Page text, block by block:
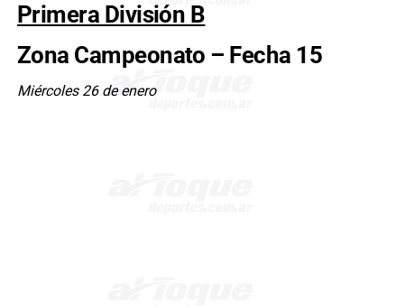
Primera División B
Zona Campeonato – Fecha 15
Miércoles 26 de enero